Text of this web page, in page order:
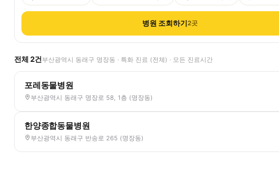
병원 조회하기2곳
전체 2건부산광역시 동래구 명장동 · 특화 진료 (전체) · 모든 진료시간
포레동물병원
부산광역시 동래구 명장로 58, 1층 (명장동)
한양종합동물병원
부산광역시 동래구 반송로 265 (명장동)